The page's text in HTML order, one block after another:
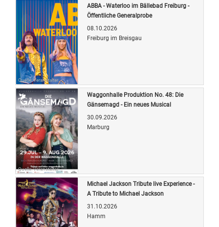
Quelle: Veranstalter
ABBA - Waterloo im Bällebad Freiburg -
Öffentliche Generalprobe
08.10.2026
Freiburg im Breisgau
Quelle: Veranstalter
Waggonhalle Produktion No. 48: Die
Gänsemagd - Ein neues Musical
30.09.2026
Marburg
Michael Jackson Tribute live Experience -
A Tribute to Michael Jackson
31.10.2026
Hamm